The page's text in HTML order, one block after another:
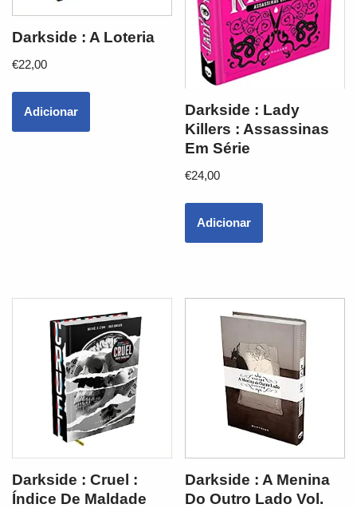
Darkside : A Loteria
€22,00
Adicionar
Darkside : Lady
Killers : Assassinas
Em Série
€24,00
Adicionar
Darkside : Cruel :
Índice De Maldade
Darkside : A Menina
Do Outro Lado Vol.